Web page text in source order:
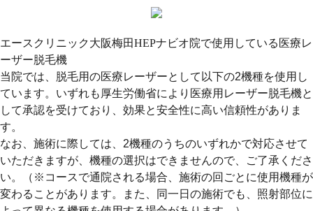
エースクリニック大阪梅田HEPナビオ院で使用している医療レ
ーザー脱毛機
当院では、脱毛用の医療レーザーとして以下の2機種を使用し
ています。いずれも厚生労働省により医療用レーザー脱毛機と
して承認を受けており、効果と安全性に高い信頼性がありま
す。
なお、施術に際しては、2機種のうちのいずれかで対応させて
いただきますが、機種の選択はできませんので、ご了承くださ
い。（※コースで通院される場合、施術の回ごとに使用機種が
変わることがあります。また、同一日の施術でも、照射部位に